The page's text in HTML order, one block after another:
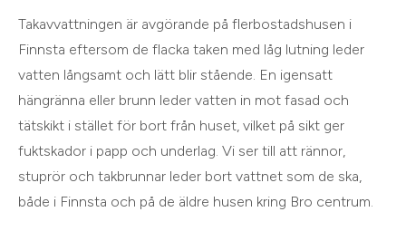
Takavvattningen är avgörande på flerbostadshusen i
Finnsta eftersom de flacka taken med låg lutning leder
vatten långsamt och lätt blir stående. En igensatt
hängränna eller brunn leder vatten in mot fasad och
tätskikt i stället för bort från huset, vilket på sikt ger
fuktskador i papp och underlag. Vi ser till att rännor,
stuprör och takbrunnar leder bort vattnet som de ska,
både i Finnsta och på de äldre husen kring Bro centrum.